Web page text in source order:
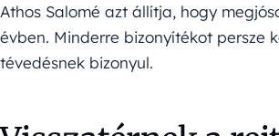
Athos Salomé azt állítja, hogy
évben. Minderre bizonyítékot persze
tévedésnek bizonyul.